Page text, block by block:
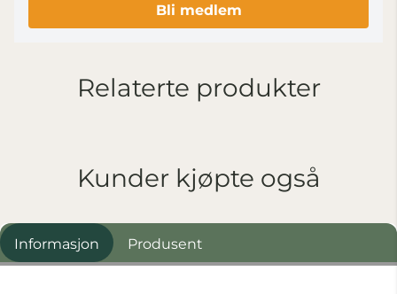
Bli medlem
Relaterte produkter
Kunder kjøpte også
Informasjon Produsent